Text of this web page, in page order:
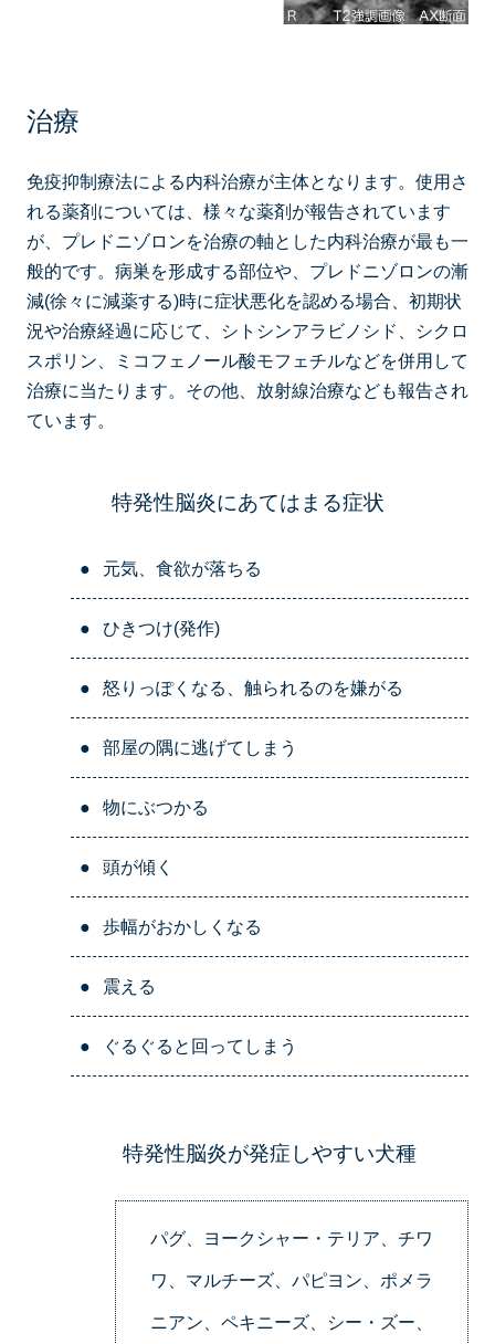
治療
免疫抑制療法による内科治療が主体となります。使用さ
れる薬剤については、様々な薬剤が報告されています
が、プレドニゾロンを治療の軸とした内科治療が最も一
般的です。病巣を形成する部位や、プレドニゾロンの漸
減(徐々に減薬する)時に症状悪化を認める場合、初期状
況や治療経過に応じて、シトシンアラビノシド、シクロ
スポリン、ミコフェノール酸モフェチルなどを併用して
治療に当たります。その他、放射線治療なども報告され
ています。
特発性脳炎にあてはまる症状
● 元気、食欲が落ちる
● ひきつけ(発作)
● 怒りっぽくなる、触られるのを嫌がる
● 部屋の隅に逃げてしまう
● 物にぶつかる
● 頭が傾く
● 歩幅がおかしくなる
● 震える
● ぐるぐると回ってしまう
特発性脳炎が発症しやすい犬種
パグ、ヨークシャー・テリア、チワ
ワ、マルチーズ、パピヨン、ポメラ
ニアン、ペキニーズ、シー・ズー、